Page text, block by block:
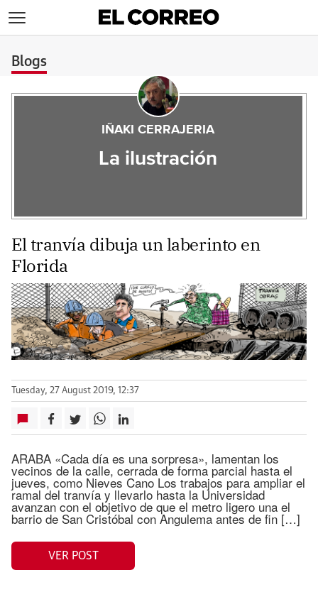
Blogs
IÑAKI CERRAJERIA
La ilustración
El tranvía dibuja un laberinto en
Florida
Tuesday, 27 August 2019, 12:37
ARABA «Cada día es una sorpresa», lamentan los
vecinos de la calle, cerrada de forma parcial hasta el
jueves, como Nieves Cano Los trabajos para ampliar el
ramal del tranvía y llevarlo hasta la Universidad
avanzan con el objetivo de que el metro ligero una el
barrio de San Cristóbal con Angulema antes de fin […]
VER POST